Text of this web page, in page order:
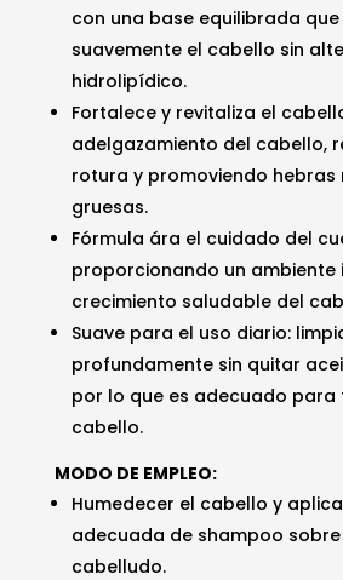
con una base equilibrada
suavemente el cabello sin
hidrolipídico.
Fortalece y revitaliza el
adelgazamiento del cabello,
rotura y promoviendo hebras
gruesas.
Fórmula ára el cuidado del
proporcionando un ambiente
crecimiento saludable del
Suave para el uso diario:
profundamente sin quitar
por lo que es adecuado
cabello.
MODO DE EMPLEO:
Humedecer el cabello y
adecuada de shampoo
cabelludo.